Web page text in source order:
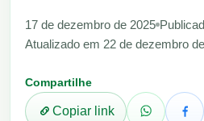
17 de dezembro de 2025
Atualizado em 22 de dezembro
Compartilhe
Copiar link